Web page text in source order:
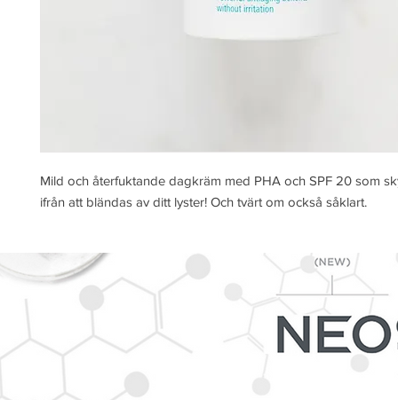
Mild och återfuktande dagkräm med PHA och SPF 20 som
ifrån att bländas av ditt lyster! Och tvärt om också såklart.